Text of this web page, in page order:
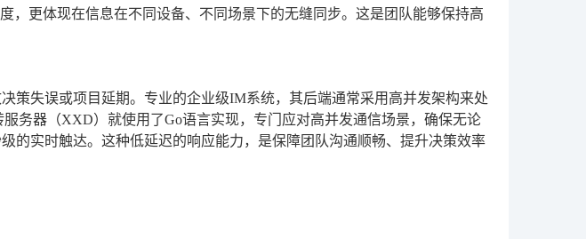
，更体现在信息在不同设备、不同场景下的无缝同步。这是团队能够保持高
策失误或项目延期。专业的企业级IM系统，其后端通常采用高并发架构来处
务器（XXD）就使用了Go语言实现，专门应对高并发通信场景，确保无论
的实时触达。这种低延迟的响应能力，是保障团队沟通顺畅、提升决策效率